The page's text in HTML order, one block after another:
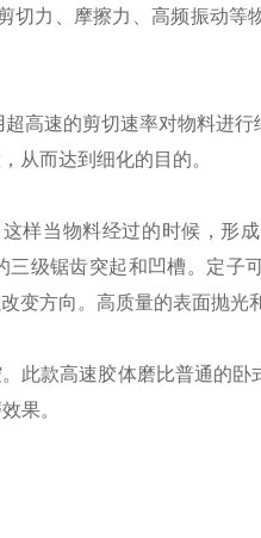
切力、摩擦力、高频振动等
高速的剪切速率对物料进
从而达到细化的目的。
样当物料经过的时候，形
级锯齿突起和凹槽。定子
变方向。高质量的表面抛光
此款高速胶体磨比普通的
果。